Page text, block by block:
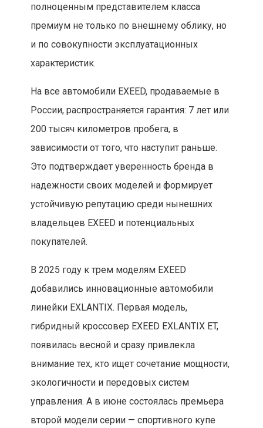
полноценным представителем класса
премиум не только по внешнему облику, но
и по совокупности эксплуатационных
характеристик.
На все автомобили EXEED, продаваемые в
России, распространяется гарантия: 7 лет или
200 тысяч километров пробега, в
зависимости от того, что наступит раньше.
Это подтверждает уверенность бренда в
надежности своих моделей и формирует
устойчивую репутацию среди нынешних
владельцев EXEED и потенциальных
покупателей.
В 2025 году к трем моделям EXEED
добавились инновационные автомобили
линейки EXLANTIX. Первая модель,
гибридный кроссовер EXEED EXLANTIX ET,
появилась весной и сразу привлекла
внимание тех, кто ищет сочетание мощности,
экологичности и передовых систем
управления. А в июне состоялась премьера
второй модели серии — спортивного купе